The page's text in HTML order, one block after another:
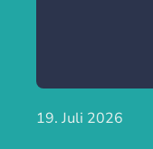
19. Juli 2026